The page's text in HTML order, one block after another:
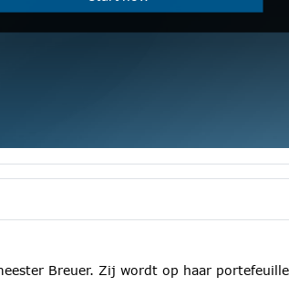
Breuer. Zij wordt op haar